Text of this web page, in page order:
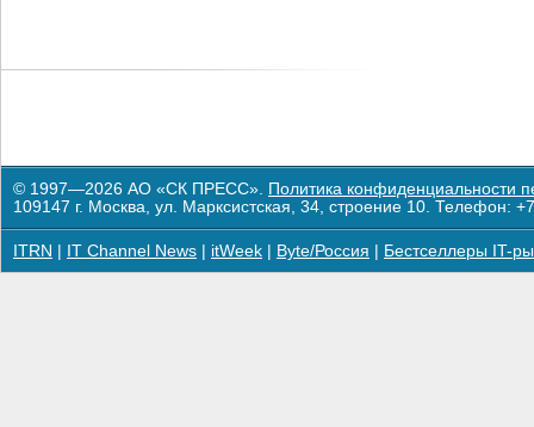
© 1997—2026 АО «СК ПРЕСС». Политика конфиденциальности
109147 г. Москва, ул. Марксистская, 34, строение 10. Телефон:
ITRN IT Channel News itWeek Byte/Россия Бестселлеры IT-